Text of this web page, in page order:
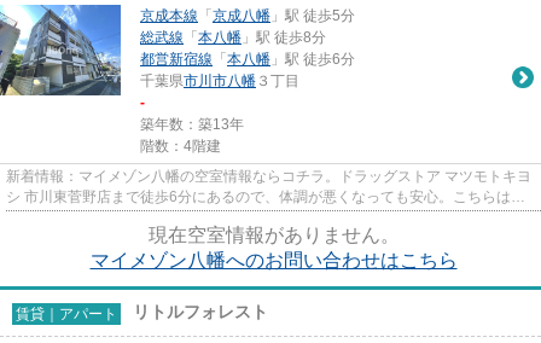
京成本線 「 京成八幡 」駅 徒歩5分
総武線 「 本八幡 」駅 徒歩8分
都営新宿線 「 本八幡 」駅 徒歩6分
千葉県市川市八幡 ３丁目
-
築年数：築13年
階数：4階建
新着情報：マイメゾン八幡の空室情報ならコチラ。ドラッグストア マツモトキヨ
シ 市川東菅野店まで徒歩6分にあるので、体調が悪くなっても安心。こちらはマ
現在空室情報がありません。
マイメゾン八幡へのお問い合わせはこちら
賃貸｜アパート リトルフォレスト